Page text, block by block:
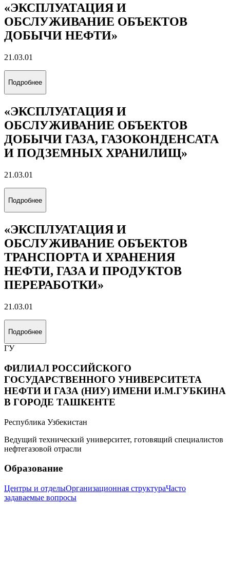
«ЭКСПЛУАТАЦИЯ И
ОБСЛУЖИВАНИЕ ОБЪЕКТОВ
ДОБЫЧИ НЕФТИ»
21.03.01
Подробнее
«ЭКСПЛУАТАЦИЯ И
ОБСЛУЖИВАНИЕ ОБЪЕКТОВ
ДОБЫЧИ ГАЗА, ГАЗОКОНДЕНСАТА
И ПОДЗЕМНЫХ ХРАНИЛИЩ»
21.03.01
Подробнее
«ЭКСПЛУАТАЦИЯ И
ОБСЛУЖИВАНИЕ ОБЪЕКТОВ
ТРАНСПОРТА И ХРАНЕНИЯ
НЕФТИ, ГАЗА И ПРОДУКТОВ
ПЕРЕРАБОТКИ»
21.03.01
Подробнее
ГУ
ФИЛИАЛ РОССИЙСКОГО
ГОСУДАРСТВЕННОГО УНИВЕРСИТЕТА
НЕФТИ И ГАЗА (НИУ) ИМЕНИ И.М.ГУБКИНА
В ГОРОДЕ ТАШКЕНТЕ
Республика Узбекистан
Ведущий технический университет, готовящий специалистов
нефтегазовой отрасли
Образование
Центры и отделыОрганизационная структураЧасто
задаваемые вопросы